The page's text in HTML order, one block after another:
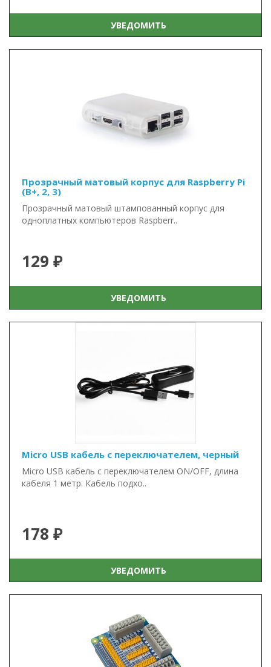
УВЕДОМИТЬ
Прозрачный матовый корпус для Raspberry Pi
(B+, 2, 3)
Прозрачный матовый штампованный корпус для
одноплатных компьютеров Raspberr..
129 ₽
УВЕДОМИТЬ
Micro USB кабель с переключателем, черный
Micro USB кабель с переключателем ON/OFF, длина
кабеля 1 метр. Кабель подхо..
178 ₽
УВЕДОМИТЬ